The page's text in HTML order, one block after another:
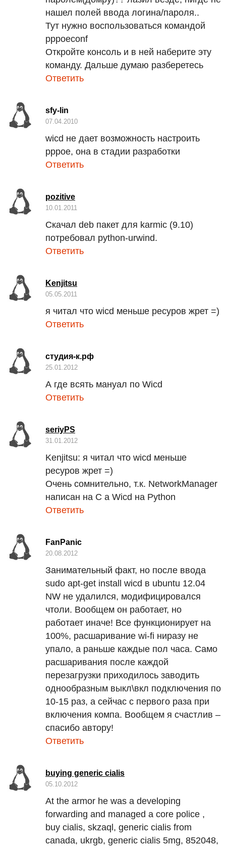
нашел полей ввода логина/пароля..
Тут нужно воспользоваться командой
pppoeconf
Откройте консоль и в ней наберите эту
команду. Дальше думаю разберетесь
Ответить
sfy-lin
07.04.2010
wicd не дает возможность настроить
рррое, она в стадии разработки
Ответить
pozitive
10.01.2011
Скачал deb пакет для karmic (9.10)
потребовал python-urwind.
Ответить
Kenjitsu
05.05.2011
я читал что wicd меньше ресуров жрет =)
Ответить
студия-к.рф
25.01.2012
А где всять мануал по Wicd
Ответить
seriyPS
31.01.2012
Kenjitsu: я читал что wicd меньше
ресуров жрет =)
Очень сомнительно, т.к. NetworkManager
написан на C а Wicd на Python
Ответить
FanPanic
20.08.2012
Занимательный факт, но после ввода
sudo apt-get install wicd в ubuntu 12.04
NW не удалился, модифицировался
чтоли. Вообщем он работает, но
работает иначе! Все функционирует на
100%, расшаривание wi-fi ниразу не
упало, а раньше каждые пол часа. Само
расшаривания после каждой
перезагрузки приходилось заводить
однообразным выкл\вкл подключения по
10-15 раз, а сейчас с первого раза при
включения компа. Вообщем я счастлив –
спасибо автору!
Ответить
buying generic cialis
05.10.2012
At the armor he was a developing
forwarding and managed a core police ,
buy cialis, skzaql, generic cialis from
canada, ukrgb, generic cialis 5mg, 852048,